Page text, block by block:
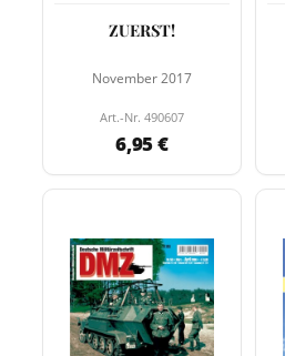
ZUERST!
November 2017
Art.-Nr. 490607
6,95 €